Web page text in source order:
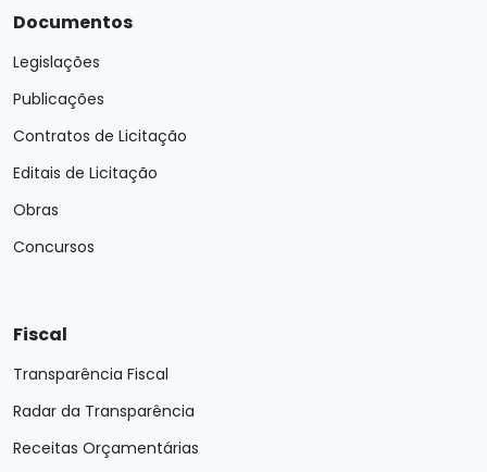
Documentos
Legislações
Publicações
Contratos de Licitação
Editais de Licitação
Obras
Concursos
Fiscal
Transparência Fiscal
Radar da Transparência
Receitas Orçamentárias